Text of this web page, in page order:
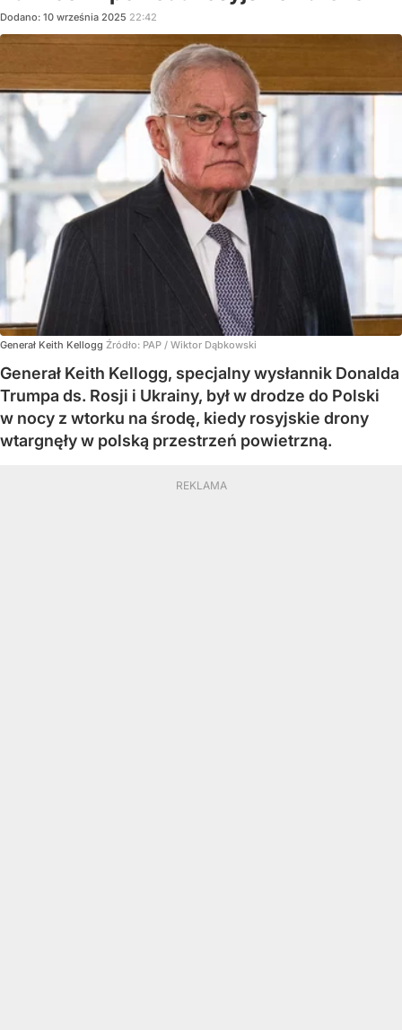
Dodano: 10 września 2025 22:42
Generał Keith Kellogg Źródło: PAP / Wiktor Dąbkowski
Generał Keith Kellogg, specjalny wysłannik Donalda
Trumpa ds. Rosji i Ukrainy, był w drodze do Polski
w nocy z wtorku na środę, kiedy rosyjskie drony
wtargnęły w polską przestrzeń powietrzną.